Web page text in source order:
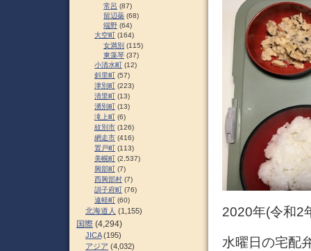
2020年(令和2
水曜日の宅配
常呂 (87)
留辺蘂 (68)
端野 (64)
大空町 (164)
女満別 (115)
東藻琴 (37)
小清水町 (12)
斜里町 (57)
津別町 (223)
清里町 (13)
湧別町 (13)
滝上町 (6)
紋別市 (126)
網走市 (416)
置戸町 (113)
美幌町 (2,537)
興部町 (7)
西興部村 (7)
訓子府町 (76)
遠軽町 (60)
北海道人 (1,155)
国際 (4,294)
JICA(195)
アジア (4,032)